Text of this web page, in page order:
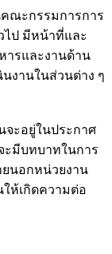
ณะกรรมการการ
ไป มีหน้าที่และ
ารและงานด้าน
งานในส่วนต่าง ๆ
จะอยู่ในประกาศ
ะมีบทบาทในการ
ยนอกหน่วยงาน
ห้เกิดความต่อ